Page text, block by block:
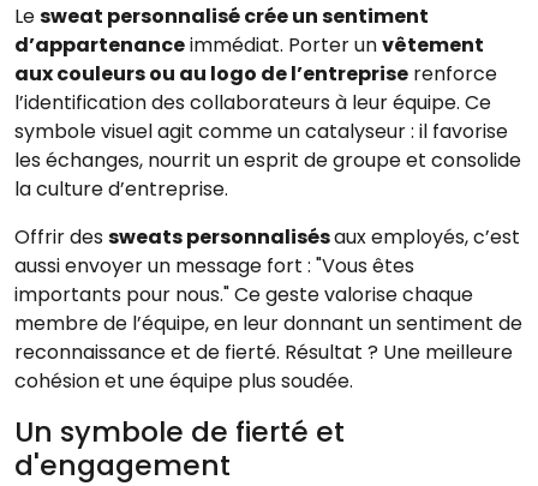
Lesweat personnalisé crée un sentiment
d’appartenanceimmédiat. Porter unvêtement
aux couleurs ou au logo de l’entreprise renforce
l’identification des collaborateurs à leur équipe. Ce
symbole visuel agit comme un catalyseur : il favorise
les échanges, nourrit un esprit de groupe et consolide
la culture d’entreprise.
Offrir dessweats personnalisésaux employés, c’est
aussi envoyer un message fort : "Vous êtes
importants pour nous." Ce geste valorise chaque
membre de l’équipe, en leur donnant un sentiment de
reconnaissance et de fierté. Résultat ? Une meilleure
cohésion et une équipe plus soudée.
Un symbole de fierté et
d'engagement